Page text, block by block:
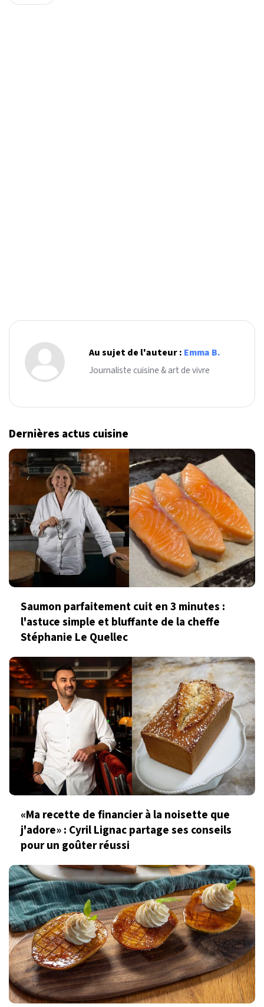
Au sujet de l'auteur : Emma B.
Journaliste cuisine & art de vivre
Dernières actus cuisine
Saumon parfaitement cuit en 3 minutes :
l'astuce simple et bluffante de la cheffe
Stéphanie Le Quellec
«Ma recette de financier à la noisette que
j'adore» : Cyril Lignac partage ses conseils
pour un goûter réussi